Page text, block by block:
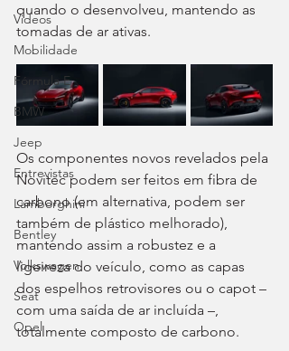
Videos
Mobilidade
Fórmula E
BMW
Jeep
Entrevistas
Lamborghini
Bentley
Volkswagen
Seat
Opel
quando o desenvolveu, mantendo as
tomadas de ar ativas.
Os componentes novos revelados pela
Novitec podem ser feitos em fibra de
carbono (em alternativa, podem ser
também de plástico melhorado),
mantendo assim a robustez e a
ligeireza do veículo, como as capas
dos espelhos retrovisores ou o capot –
com uma saída de ar incluída –,
totalmente composto de carbono.